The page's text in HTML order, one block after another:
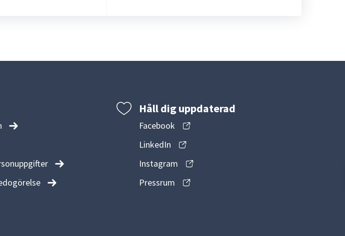
Håll dig uppdaterad
Facebook
LinkedIn
Instagram
Pressrum